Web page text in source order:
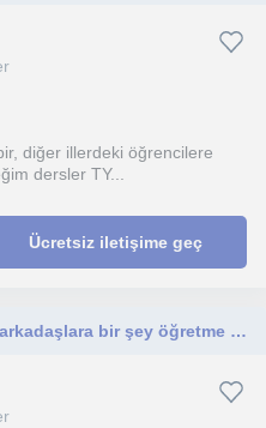
diğer illerdeki öğrencilere
dersler TY...
Ücretsiz iletişime geç
Üniversite seviyesindeki genç arkadaşlara bir şey öğretme motivasyonu çok yüksek biriyim.